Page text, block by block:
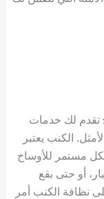
تقدم لك خدمات
الكنب يعتبر
مستمر للأوساخ
أو حتى بقع
نظافة الكنب أمر